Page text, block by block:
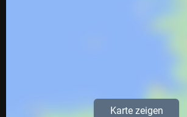
Karte zeigen